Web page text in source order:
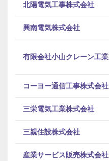
北陽電気工事株式会社
興南電気株式会社
有限会社小山クレーン工業
コーヨー通信工事株式会社
三栄電気工業株式会社
三親住設株式会社
産業サービス販売株式会社